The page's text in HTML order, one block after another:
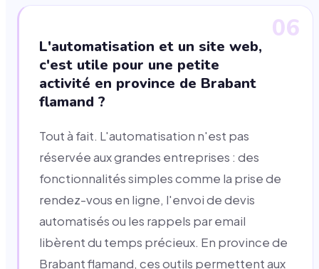
06
L'automatisation et un site web,
c'est utile pour une petite
activité en province de Brabant
flamand ?
Tout à fait. L'automatisation n'est pas
réservée aux grandes entreprises : des
fonctionnalités simples comme la prise de
rendez-vous en ligne, l'envoi de devis
automatisés ou les rappels par email
libèrent du temps précieux. En province de
Brabant flamand, ces outils permettent aux